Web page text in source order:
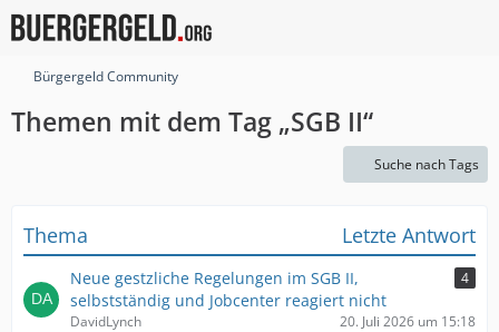
Bürgergeld Community
Themen mit dem Tag „SGB II“
Suche nach Tags
Thema Letzte Antwort
Neue gestzliche Regelungen im SGB II,
selbstständig und Jobcenter reagiert nicht
4
DavidLynch 20. Juli 2026 um 15:18